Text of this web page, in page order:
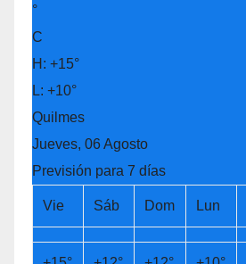
°
C
H: +15°
L: +10°
Quilmes
Jueves, 06 Agosto
Previsión para 7 días
Vie Sáb Dom Lun